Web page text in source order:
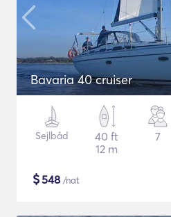
Bavaria 40 cruiser
Sejlbåd
40 ft
12 m
7
$548 /nat